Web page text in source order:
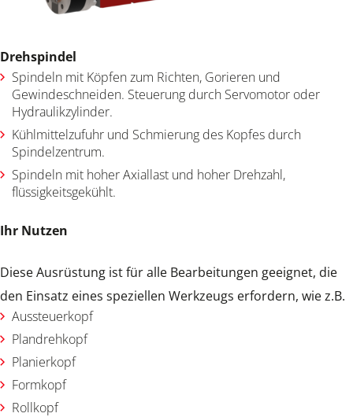
Drehspindel
Spindeln mit Köpfen zum Richten, Gorieren und
Gewindeschneiden. Steuerung durch Servomotor oder
Hydraulikzylinder.
Kühlmittelzufuhr und Schmierung des Kopfes durch
Spindelzentrum.
Spindeln mit hoher Axiallast und hoher Drehzahl,
flüssigkeitsgekühlt.
Ihr Nutzen
Diese Ausrüstung ist für alle Bearbeitungen geeignet, die
den Einsatz eines speziellen Werkzeugs erfordern, wie z.B.
Aussteuerkopf
Plandrehkopf
Planierkopf
Formkopf
Rollkopf